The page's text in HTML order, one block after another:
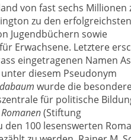
von fast sechs Millionen
zu den erfolgreichsten
Jugendbüchern sowie
Erwachsene. Letztere
eingetragenen Namen
diesem Pseudonym
wurde die
für politische
(Stiftung
den 100 lesenswerten